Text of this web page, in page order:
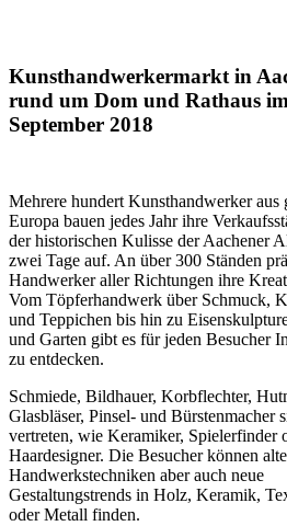
Kunsthandwerkermarkt in
rund um Dom und Rathaus
September 2018
Mehrere hundert Kunsthandwerker aus
Europa bauen jedes Jahr ihre
der historischen Kulisse der Aachener
zwei Tage auf. An über 300 Ständen
Handwerker aller Richtungen ihre
Vom Töpferhandwerk über Schmuck,
und Teppichen bis hin zu
und Garten gibt es für jeden Besucher
zu entdecken.
Schmiede, Bildhauer, Korbflechter,
Glasbläser, Pinsel- und Bürstenmacher
vertreten, wie Keramiker, Spielerfinder
Haardesigner. Die Besucher können alte
Handwerkstechniken aber auch neue
Gestaltungstrends in Holz, Keramik,
oder Metall finden.